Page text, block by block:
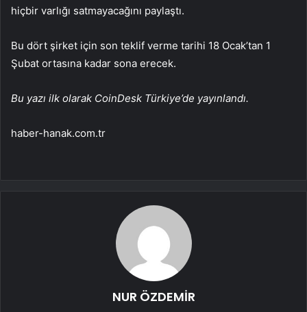
hiçbir varlığı satmayacağını paylaştı.
Bu dört şirket için son teklif verme tarihi 18 Ocak’tan 1
Şubat ortasına kadar sona erecek.
Bu yazı ilk olarak CoinDesk Türkiye’de yayınlandı.
haber-hanak.com.tr
NUR ÖZDEMİR